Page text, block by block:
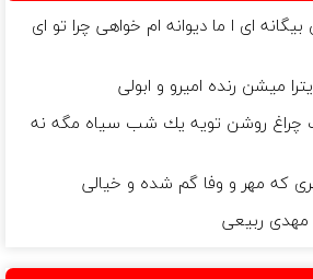
بیگانه ای ا ما دیوانه ام خواهی چرا تو ای
میشن رنده امیرو و ابولی
چراغ روشن تویه یك شب سیاه مگه نه
که مهر و وفا گم شده و خیالی
مهدی ربیعی